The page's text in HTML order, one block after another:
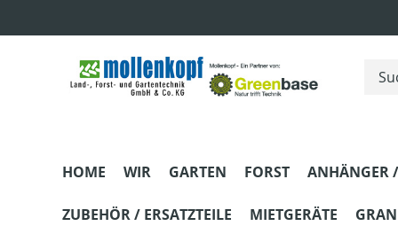
HOME WIR GARTEN FORST ANHÄNGER
ZUBEHÖR / ERSATZTEILE MIETGERÄTE